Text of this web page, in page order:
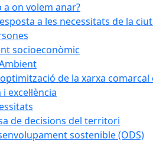
a on volem anar?
a les necessitats de la
socioeconòmic
de la xarxa comarcal
excel·lència
de decisions del territori
sostenible (ODS)